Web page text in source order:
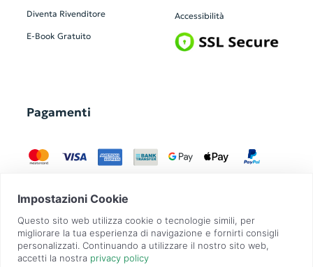
Diventa Rivenditore
E-Book Gratuito
Accessibilità
Pagamenti
GadgetZilla è un Brand di Overbi S.r.l.| realizzato conContit | © 2026 Tutti
i diritti riservati | P.IVA: 09351560967